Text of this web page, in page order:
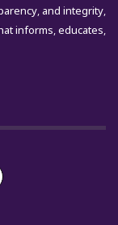
and integrity,
informs, educates,